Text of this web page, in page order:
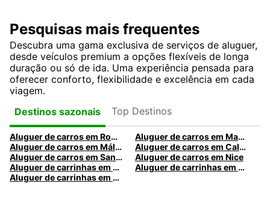
Pesquisas mais frequentes
Descubra uma gama exclusiva de serviços de aluguer,
desde veículos premium a opções flexíveis de longa
duração ou só de ida. Uma experiência pensada para
oferecer conforto, flexibilidade e excelência em cada
viagem.
Destinos sazonais
Top Destinos
Aluguer de carros em Roma
Aluguer de carros em Madrid
Aluguer de carros em Málaga
Aluguer de carros em Caldas da Rainha
Aluguer de carros em Santa Maria da Feira
Aluguer de carros em Nice
Aluguer de carrinhas em Nice
Aluguer de carrinhas em Santa Maria da Feira
Aluguer de carrinhas em Caldas da Rainha